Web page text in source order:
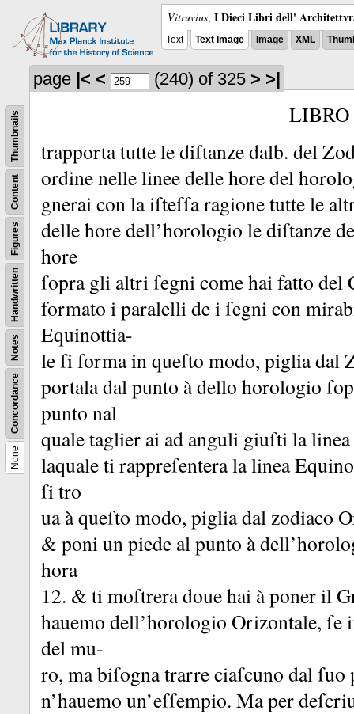
Vitruvius, I Dieci Libri dell'
Text Text Image Image XML
None
Concordance
Notes
Handwritten
Figures
Content
Thumbnails
page |< < (240) of 325 > >|
LIBRO
trapporta tutte le diſtanze dalb. del
ordine nelle linee delle hore del
gnerai con la iſteſſa ragione tutte le
delle hore dell’horologio le diſtanze
hore
ſopra gli altri ſegni come hai fatto
formato i paralelli de i ſegni con
Equinottia-
le ſi forma in queſto modo, piglia dal
portala dal punto à dello horologio
punto nal
quale taglier ai ad anguli giuſti la
laquale ti rappreſentera la linea
ſi tro
ua à queſto modo, piglia dal zodiaco
& poni un piede al punto à
hora
12. & ti moſtrera doue hai à poner il
hauemo dell’horologio Orizontale, ſe
del mu-
ro, ma biſogna trarre ciaſcuno dal
n’hauemo un’eſſempio. Ma per